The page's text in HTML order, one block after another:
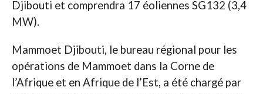
Djibouti et comprendra 17 éoliennes SG132 (3,4
MW).
Mammoet Djibouti, le bureau régional pour les
opérations de Mammoet dans la Corne de
l’Afrique et en Afrique de l’Est, a été chargé par